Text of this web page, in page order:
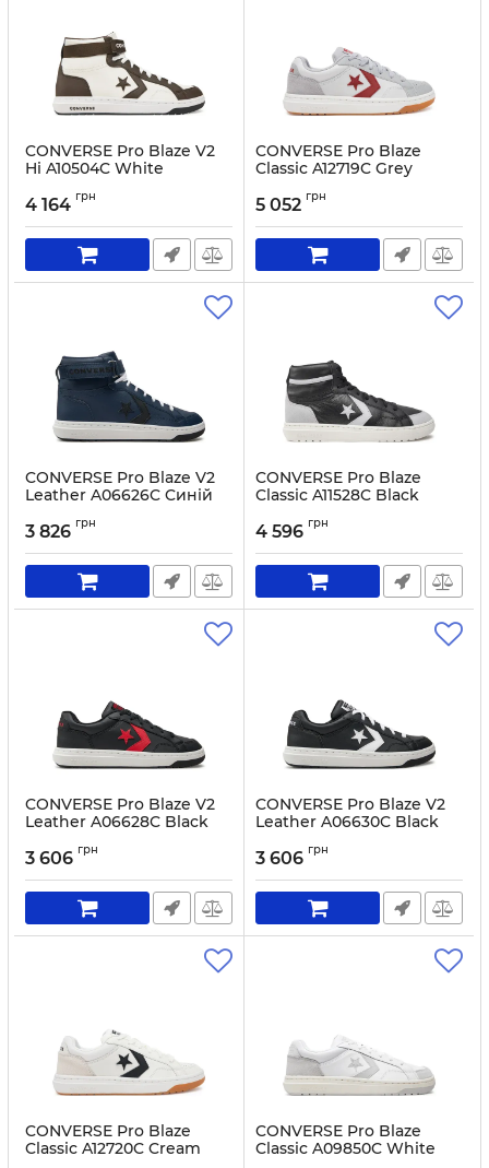
CONVERSE Pro Blaze V2
Hi A10504C White
4 164 грн
CONVERSE Pro Blaze
Classic A12719C Grey
5 052 грн
CONVERSE Pro Blaze V2
Leather A06626C Cиній
3 826 грн
CONVERSE Pro Blaze
Classic A11528C Black
4 596 грн
CONVERSE Pro Blaze V2
Leather A06628C Black
3 606 грн
CONVERSE Pro Blaze V2
Leather A06630C Black
3 606 грн
CONVERSE Pro Blaze
Classic A12720C Cream
CONVERSE Pro Blaze
Classic A09850C White